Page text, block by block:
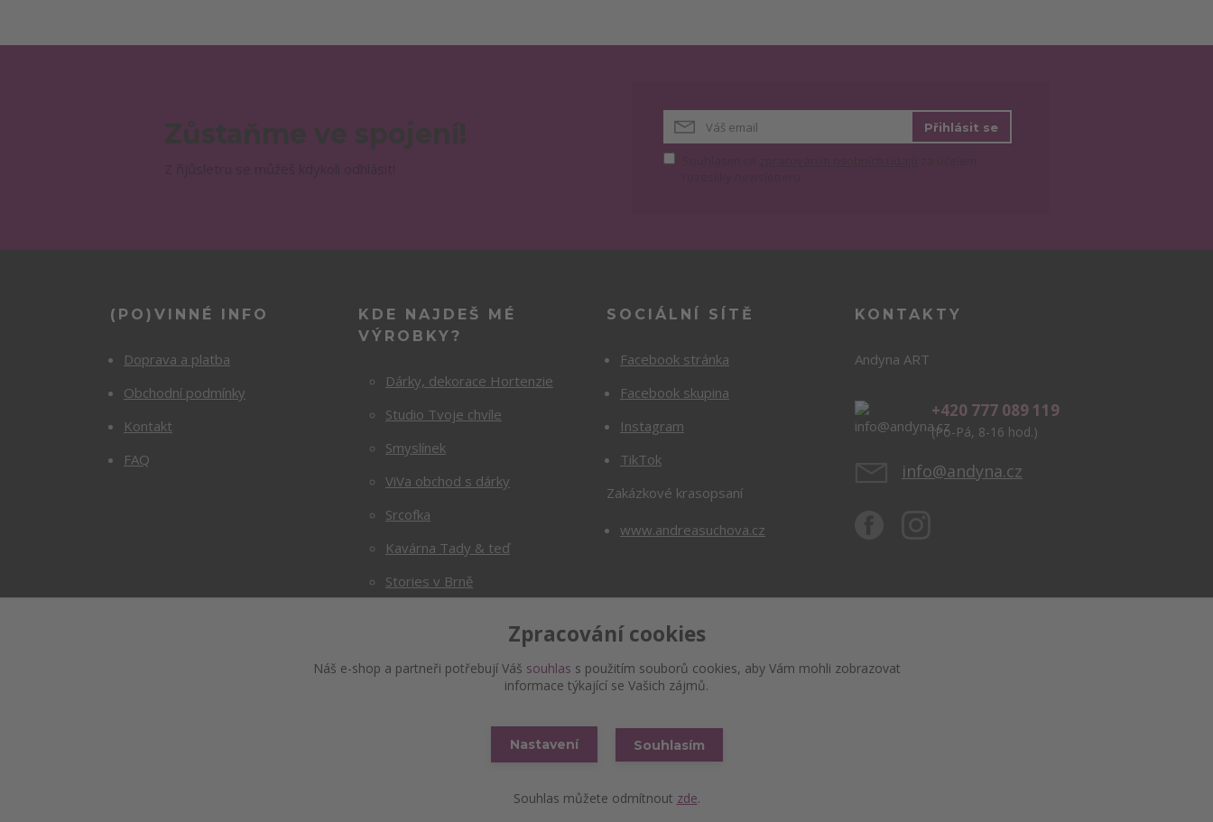
Přihlásit se
(PO)VINNÉ INFO
Doprava a platba
Obchodní podmínky
Kontakt
FAQ
KDE NAJDEŠ MÉ
VÝROBKY?
Dárky, dekorace Hortenzie
Studio Tvoje chvíle
Smyslínek
ViVa obchod s dárky
Srcofka
Kavárna Tady & teď
Stories v Brně
SOCIÁLNÍ SÍTĚ
Facebook stránka
Facebook skupina
Instagram
TikTok
Zakázkové krasopsaní
www.andreasuchova.cz
KONTAKTY
Andyna ART
+420 777 089 119
(Po-Pá, 8-16 hod.)
info@andyna.cz
Copyright © www.andyna.cz
Vytvořeno na
Zpracování cookies
Náš e-shop a partneři potřebují Váš souhlas s použitím souborů cookies, aby Vám mohli zobrazovat
informace týkající se Vašich zájmů.
Nastavení Souhlasím
Souhlas můžete odmítnout zde.